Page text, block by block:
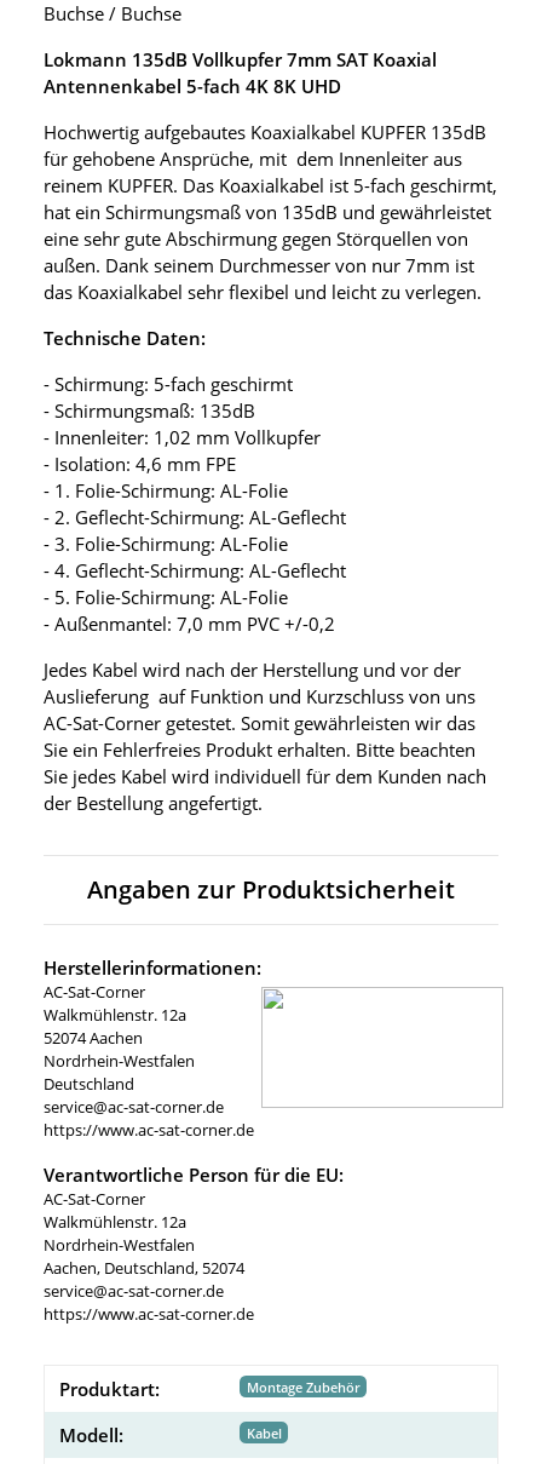
Buchse / Buchse
Lokmann 135dB Vollkupfer 7mm SAT Koaxial
Antennenkabel 5-fach 4K 8K UHD
Hochwertig aufgebautes Koaxialkabel KUPFER 135dB
für gehobene Ansprüche, mit dem Innenleiter aus
reinem KUPFER. Das Koaxialkabel ist 5-fach geschirmt,
hat ein Schirmungsmaß von 135dB und gewährleistet
eine sehr gute Abschirmung gegen Störquellen von
außen. Dank seinem Durchmesser von nur 7mm ist
das Koaxialkabel sehr flexibel und leicht zu verlegen.
Technische Daten:
- Schirmung: 5-fach geschirmt
- Schirmungsmaß: 135dB
- Innenleiter: 1,02 mm Vollkupfer
- Isolation: 4,6 mm FPE
- 1. Folie-Schirmung: AL-Folie
- 2. Geflecht-Schirmung: AL-Geflecht
- 3. Folie-Schirmung: AL-Folie
- 4. Geflecht-Schirmung: AL-Geflecht
- 5. Folie-Schirmung: AL-Folie
- Außenmantel: 7,0 mm PVC +/-0,2
Jedes Kabel wird nach der Herstellung und vor der
Auslieferung auf Funktion und Kurzschluss von uns
AC-Sat-Corner getestet. Somit gewährleisten wir das
Sie ein Fehlerfreies Produkt erhalten. Bitte beachten
Sie jedes Kabel wird individuell für dem Kunden nach
der Bestellung angefertigt.
Angaben zur Produktsicherheit
Herstellerinformationen:
AC-Sat-Corner
Walkmühlenstr. 12a
52074 Aachen
Nordrhein-Westfalen
Deutschland
service@ac-sat-corner.de
https://www.ac-sat-corner.de
Verantwortliche Person für die EU:
AC-Sat-Corner
Walkmühlenstr. 12a
Nordrhein-Westfalen
Aachen, Deutschland, 52074
service@ac-sat-corner.de
https://www.ac-sat-corner.de
Produktart: Montage Zubehör
Modell: Kabel